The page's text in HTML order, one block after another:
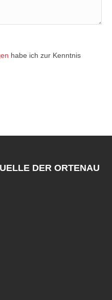
habe ich zur Kenntnis
DER ORTENAU